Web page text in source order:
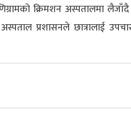
क्रिमशन अस्पतालमा लैजाँदै
प्रशासनले छात्रालाई